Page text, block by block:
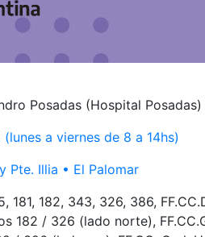
Posadas (Hospital Posadas)
(lunes a viernes de 8 a 14hs)
Pte. Illia • El Palomar
181, 182, 343, 326, 386,
182 / 326 (lado norte),